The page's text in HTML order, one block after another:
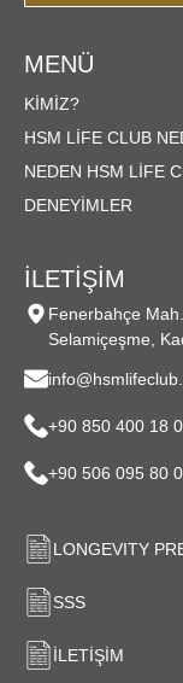
MENÜ
KIMIZ?
HSM LIFE CLUB
NEDEN HSM LIFE
DENEYIMLER
İLETİŞİM
Fenerbahçe
Selamiçeşme,
+90 850 400 18
+90 506 095 80
LONGEVITY
SSS
İLETIŞIM